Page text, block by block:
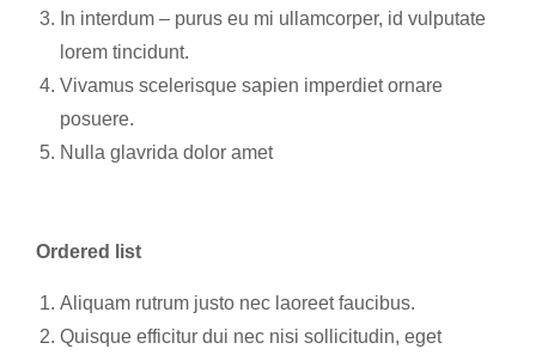
In interdum – purus eu mi ullamcorper, id vulputate
lorem tincidunt.
Vivamus scelerisque sapien imperdiet ornare
posuere.
Nulla glavrida dolor amet
Ordered list
Aliquam rutrum justo nec laoreet faucibus.
Quisque efficitur dui nec nisi sollicitudin, eget